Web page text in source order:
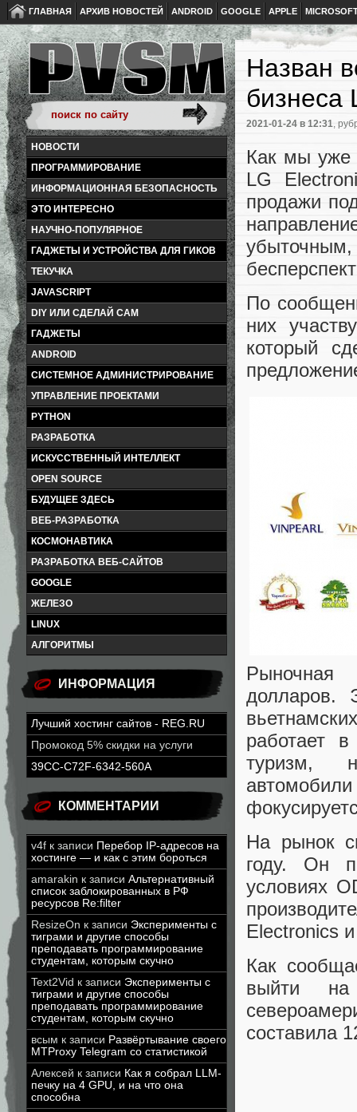
ГЛАВНАЯ АРХИВ НОВОСТЕЙ ANDROID GOOGLE APPLE
НОВОСТИ
ПРОГРАММИРОВАНИЕ
ИНФОРМАЦИОННАЯ БЕЗОПАСНОСТЬ
ЭТО ИНТЕРЕСНО
НАУЧНО-ПОПУЛЯРНОЕ
ГАДЖЕТЫ И УСТРОЙСТВА ДЛЯ ГИКОВ
ТЕКУЧКА
JAVASCRIPT
DIY ИЛИ СДЕЛАЙ САМ
ГАДЖЕТЫ
ANDROID
СИСТЕМНОЕ АДМИНИСТРИРОВАНИЕ
УПРАВЛЕНИЕ ПРОЕКТАМИ
PYTHON
РАЗРАБОТКА
ИСКУССТВЕННЫЙ ИНТЕЛЛЕКТ
OPEN SOURCE
БУДУЩЕЕ ЗДЕСЬ
ВЕБ-РАЗРАБОТКА
КОСМОНАВТИКА
РАЗРАБОТКА ВЕБ-САЙТОВ
GOOGLE
ЖЕЛЕЗО
LINUX
АЛГОРИТМЫ
ИНФОРМАЦИЯ
Лучший хостинг сайтов - REG.RU
Промокод 5% скидки на услуги
39CC-C72F-6342-560A
КОММЕНТАРИИ
v4f к записи Перебор IP-адресов на
хостинге — и как с этим бороться
amarakin к записи Альтернативный
список заблокированных в РФ
ресурсов Re:filter
ResizeOn к записи Эксперименты с
тиграми и другие способы
преподавать программирование
студентам, которым скучно
Text2Vid к записи Эксперименты с
тиграми и другие способы
преподавать программирование
студентам, которым скучно
всым к записи Развёртывание своего
MTProxy Telegram со статистикой
Алексей к записи Как я собрал LLM-
печку на 4 GPU, и на что она
способна
Назван
бизнеса
2021-01-24 в 12:31,
Как мы уже
LG
продажи
По
них
который
Рыночная
долларов.
работает
туризм,
На рынок
году. Он
условиях
Electronics
Как
выйти
составила